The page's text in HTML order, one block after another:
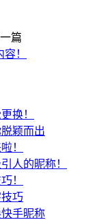
篇
！
换！
颖而出
！
人的昵称！
！
巧
手昵称